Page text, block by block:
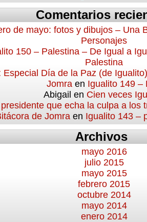
Comentarios
de mayo: fotos y dibujos – Una
Personajes
150 – Palestina – De Igual a
Palestina
Especial Día de la Paz (de
Jomra en Igualito 149 –
Abigail en Cien veces
que echa la culpa a los
de Jomra en Igualito 143 –
Archivos
mayo 2016
julio 2015
mayo 2015
febrero 2015
octubre 2014
mayo 2014
enero 2014